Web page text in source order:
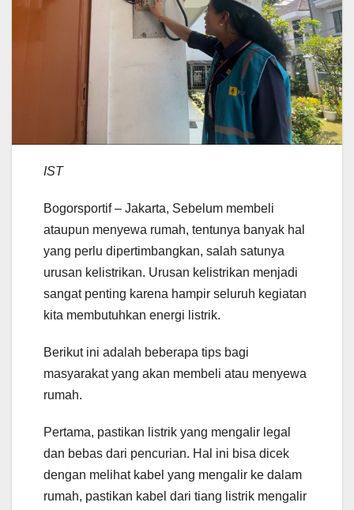
IST
Bogorsportif – Jakarta, Sebelum membeli
ataupun menyewa rumah, tentunya banyak hal
yang perlu dipertimbangkan, salah satunya
urusan kelistrikan. Urusan kelistrikan menjadi
sangat penting karena hampir seluruh kegiatan
kita membutuhkan energi listrik.
Berikut ini adalah beberapa tips bagi
masyarakat yang akan membeli atau menyewa
rumah.
Pertama, pastikan listrik yang mengalir legal
dan bebas dari pencurian. Hal ini bisa dicek
dengan melihat kabel yang mengalir ke dalam
rumah, pastikan kabel dari tiang listrik mengalir